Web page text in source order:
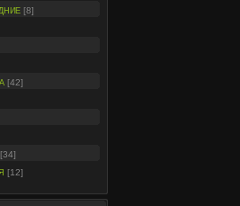
[8]
[42]
[34]
[12]